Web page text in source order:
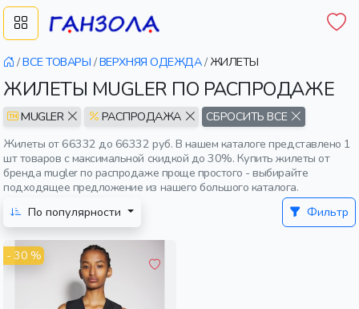
/ВСЕ ТОВАРЫ /ВЕРХНЯЯ ОДЕЖДА/ ЖИЛЕТЫ
ЖИЛЕТЫ MUGLER ПО РАСПРОДАЖЕ
MUGLER РАСПРОДАЖА
СБРОСИТЬ ВСЕ
Жилеты от 66332 до 66332 руб. В нашем каталоге представлено 1
шт товаров с максимальной скидкой до 30%. Купить жилеты от
бренда mugler по распродаже проще простого - выбирайте
подходящее предложение из нашего большого каталога.
По популярности
Фильтр
- 30 %